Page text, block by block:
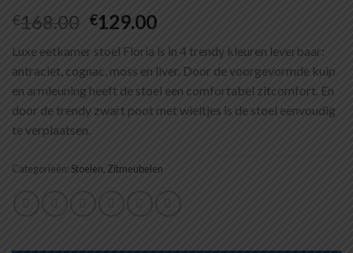
€168.00 Oorspronkelijke
was:
€168.00.
€129.00Huidige
is:
€129.00.
Luxe eetkamer stoel Floria is in 4 trendy kleuren leverbaar:
antraciet, cognac, moss en liver. Door de voorgevormde kuip
en armleuning heeft de stoel een comfortabel zitcomfort. En
door de trendy zwart poot met wieltjes is de stoel eenvoudig
te verplaatsen.
Categorieën: Stoelen Zitmeubelen